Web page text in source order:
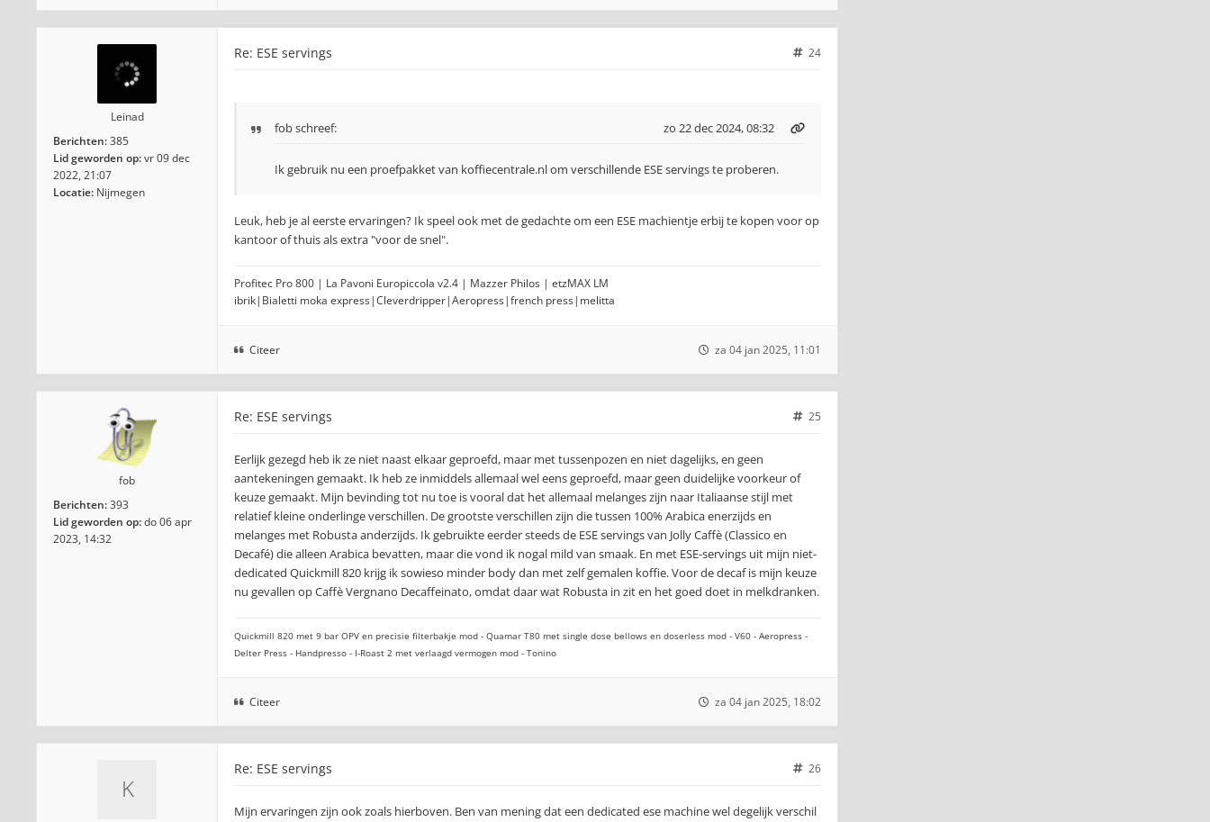
Leinad
Berichten:385
Lid geworden op:vr 09 dec
2022, 21:07
Locatie: Nijmegen
Re: ESE servings 24
fobschreef: zo 22 dec 2024, 08:32
Ik gebruik nu een proefpakket van koffiecentrale.nl om verschillende ESE servings te proberen.
Leuk, heb je al eerste ervaringen? Ik speel ook met de gedachte om een ESE machientje erbij te kopen voor op
kantoor of thuis als extra "voor de snel".
Profitec Pro 800 | La Pavoni Europiccola v2.4 | Mazzer Philos | etzMAX LM
ibrik|Bialetti moka express|Cleverdripper|Aeropress|french press|melitta
Citeer za 04 jan 2025, 11:01
fob
Berichten:393
Lid geworden op:do 06 apr
2023, 14:32
Re: ESE servings 25
Eerlijk gezegd heb ik ze niet naast elkaar geproefd, maar met tussenpozen en niet dagelijks, en geen
aantekeningen gemaakt. Ik heb ze inmiddels allemaal wel eens geproefd, maar geen duidelijke voorkeur of
keuze gemaakt. Mijn bevinding tot nu toe is vooral dat het allemaal melanges zijn naar Italiaanse stijl met
relatief kleine onderlinge verschillen. De grootste verschillen zijn die tussen 100% Arabica enerzijds en
melanges met Robusta anderzijds. Ik gebruikte eerder steeds de ESE servings van Jolly Caffè (Classico en
Decafé) die alleen Arabica bevatten, maar die vond ik nogal mild van smaak. En met ESE-servings uit mijn niet-
dedicated Quickmill 820 krijg ik sowieso minder body dan met zelf gemalen koffie. Voor de decaf is mijn keuze
nu gevallen op Caffè Vergnano Decaffeinato, omdat daar wat Robusta in zit en het goed doet in melkdranken.
Quickmill 820 met 9 bar OPV en precisie filterbakje mod - Quamar T80 met single dose bellows en doserless mod - V60 - Aeropress -
Delter Press - Handpresso - I-Roast 2 met verlaagd vermogen mod - Tonino
Citeer za 04 jan 2025, 18:02
Re: ESE servings 26
Mijn ervaringen zijn ook zoals hierboven. Ben van mening dat een dedicated ese machine wel degelijk verschil